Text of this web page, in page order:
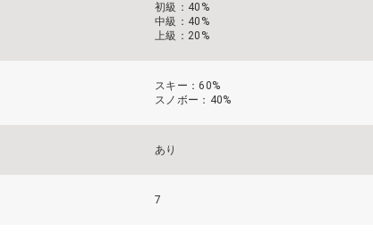
初級：40%
中級：40%
上級：20%
スキー：60%
スノボー：40%
あり
7